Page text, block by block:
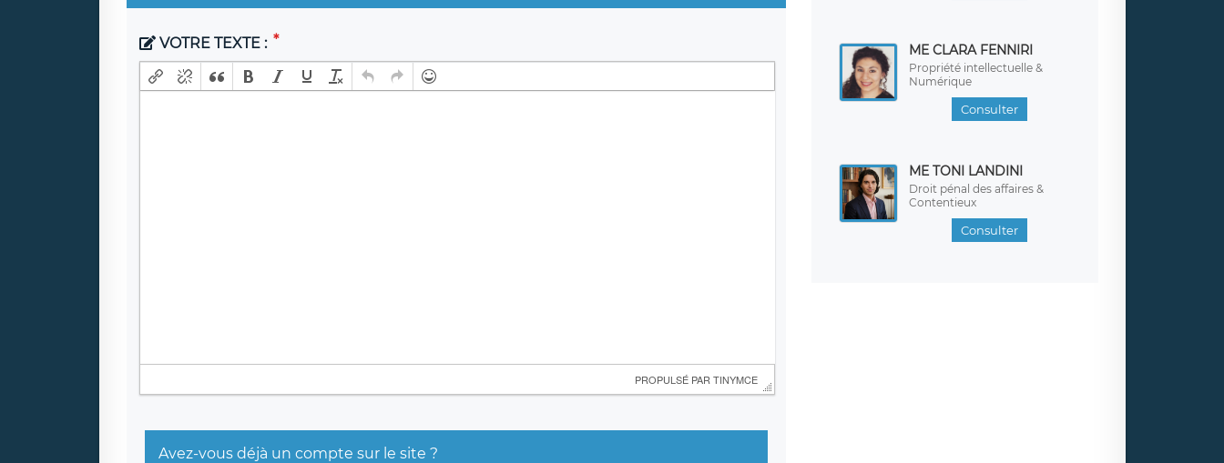
VOTRE TEXTE :
PROPULSÉ PAR TINYMCE
Avez-vous déjà un compte sur le site ?
ME CLARA FENNIRI
Propriété intellectuelle &
Numérique
Consulter
ME TONI LANDINI
Droit pénal des affaires &
Contentieux
Consulter